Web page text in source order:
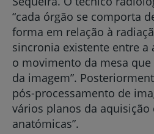
“cada órgão se comporta
forma em relação à
sincronia existente entre a
o movimento da mesa
da imagem”.
pós-processamento de
vários planos da aquisição
anatómicas”.